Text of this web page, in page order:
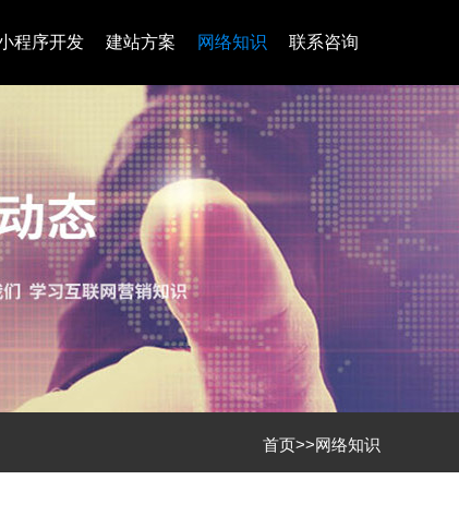
程序开发 建站方案 网络知识 联系咨询
首页>>网络知识